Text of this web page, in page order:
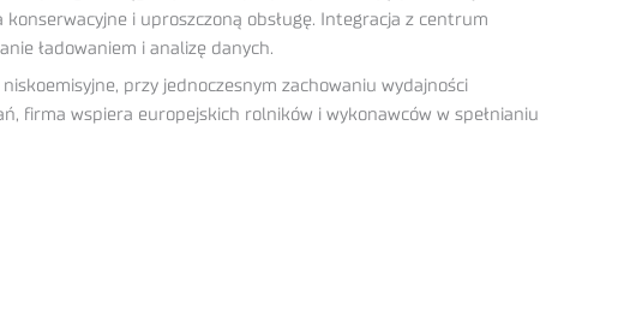
i uproszczoną obsługę. Integracja z centrum
ładowaniem i analizę danych.
przy jednoczesnym zachowaniu wydajności
firma wspiera europejskich rolników i wykonawców w spełnianiu